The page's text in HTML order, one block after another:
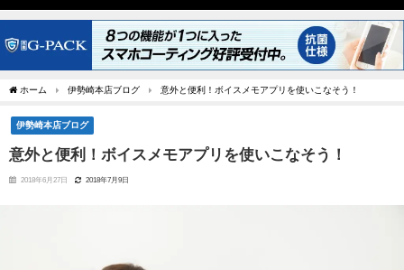
ホーム 伊勢崎本店ブログ 意外と便利！ボイスメモアプリを使いこなそう！
伊勢崎本店ブログ
意外と便利！ボイスメモアプリを使いこなそう！
2018年6月27日 2018年7月9日